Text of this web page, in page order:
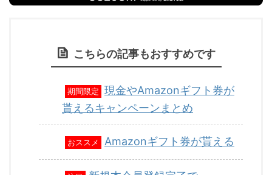
こちらの記事もおすすめです
期間限定
現金やAmazonギフト券が
貰えるキャンペーンまとめ
おススメ Amazonギフト券が貰える